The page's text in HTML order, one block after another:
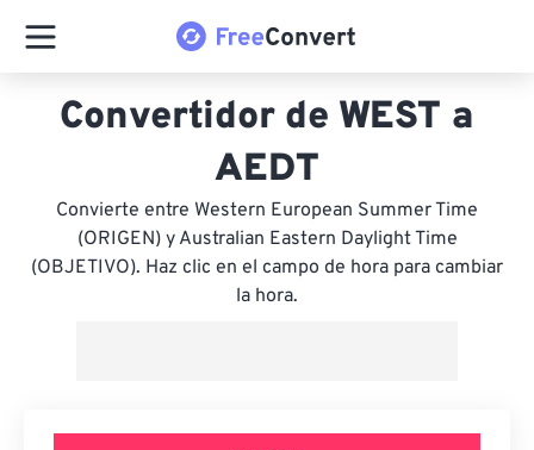
Convertidor de WEST a
AEDT
Convierte entre Western European Summer Time
(ORIGEN) y Australian Eastern Daylight Time
(OBJETIVO). Haz clic en el campo de hora para cambiar
la hora.